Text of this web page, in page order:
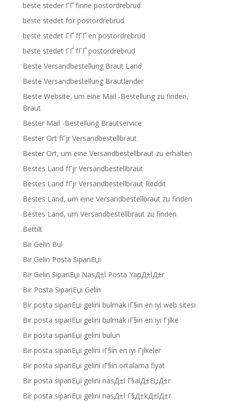
beste steder ГҐ finne postordrebrud
beste stedet for postordrebrud
beste stedet ГҐ fГҐ en postordrebrud
beste stedet ГҐ fГҐ postordrebrud
Beste Versandbestellung Braut Land
Beste Versandbestellung Brautlender
Beste Website, um eine Mail -Bestellung zu finden,
Braut
Bester Mail -Bestellung Brautservice
Bester Ort fГјr Versandbestellbraut
Bester Ort, um eine Versandbestellbraut zu erhalten
Bestes Land fГјr Versandbestellbraut
Bestes Land fГјr Versandbestellbraut Reddit
Bestes Land, um eine Versandbestellbraut zu finden
Bestes Land, um Versandbestellbraut zu finden
Bettilt
Bir Gelin Bul
Bir Gelin Posta SipariЕџi
Bir Gelin SipariЕџi NasД±l Posta YapД±lД±r
Bir Posta SipariЕџi Gelin
Bir posta sipariЕџi gelini bulmak iГ§in en iyi web sitesi
Bir posta sipariЕџi gelini bulmak iГ§in en iyi Гјlke
Bir posta sipariЕџi gelini bulun
Bir posta sipariЕџi gelini iГ§in en iyi Гјlkeler
Bir posta sipariЕџi gelini iГ§in ortalama fiyat
Bir posta sipariЕџi gelini nasД±l Г§alД±ЕџД±r
Bir posta sipariЕџi gelini nasД±l Г§Д±kД±lД±r